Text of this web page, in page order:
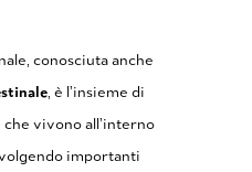
conosciuta anche
, è l’insieme di
vivono all’interno
importanti